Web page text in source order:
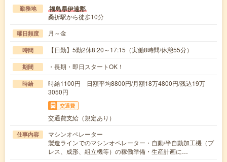
勤務地 福島県伊達郡
桑折駅から徒歩10分
曜日頻度 月～金
時間 【日勤】5勤2休8:20～17:15（実働8時間/休憩55分）
期間 ・長期・即日スタートOK！
時給
時給1100円 日額平均8800円/月額18万4800円/残込19万
3050円
交通費
交通費支給（規定あり）
仕事内容
マシンオペレーター
製造ラインでのマシンオペレーター・自動/半自動加工機（プ
レス、成形、組立機等）の稼働準備・生産計画に…